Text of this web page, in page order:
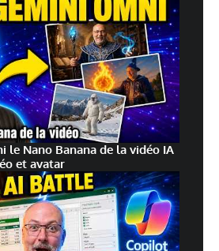
le Nano Banana de la vidéo IA
et avatar